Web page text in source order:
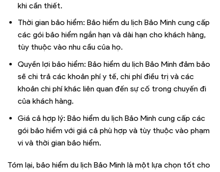
khi cần thiết.
Thời gian bảo hiểm: Bảo hiểm du lịch Bảo Minh cung cấp
các gói bảo hiểm ngắn hạn và dài hạn cho khách hàng,
tùy thuộc vào nhu cầu của họ.
Quyền lợi bảo hiểm: Bảo hiểm du lịch Bảo Minh đảm bảo
sẽ chi trả các khoản phí y tế, chi phí điều trị và các
khoản chi phí khác liên quan đến sự cố trong chuyến đi
của khách hàng.
Giá cả hợp lý: Bảo hiểm du lịch Bảo Minh cung cấp các
gói bảo hiểm với giá cả phù hợp và tùy thuộc vào phạm
vi và thời gian bảo hiểm.
Tóm lại, bảo hiểm du lịch Bảo Minh là một lựa chọn tốt cho